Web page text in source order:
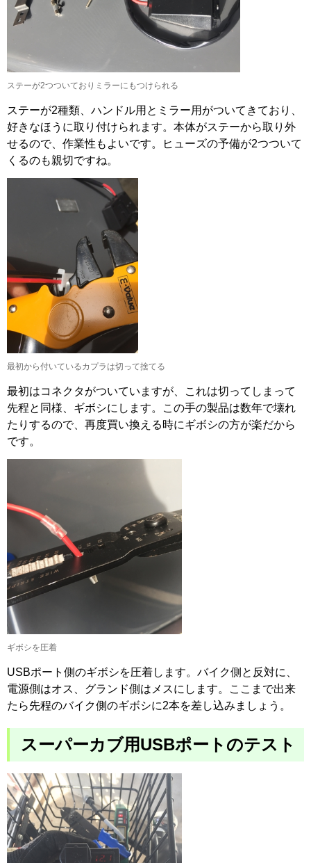
ステーが2つついておりミラーにもつけられる
ステーが2種類、ハンドル用とミラー用がついてきており、
好きなほうに取り付けられます。本体がステーから取り外
せるので、作業性もよいです。ヒューズの予備が2つついて
くるのも親切ですね。
最初から付いているカプラは切って捨てる
最初はコネクタがついていますが、これは切ってしまって
先程と同様、ギボシにします。この手の製品は数年で壊れ
たりするので、再度買い換える時にギボシの方が楽だから
です。
ギボシを圧着
USBポート側のギボシを圧着します。バイク側と反対に、
電源側はオス、グランド側はメスにします。ここまで出来
たら先程のバイク側のギボシに2本を差し込みましょう。
スーパーカブ用USBポートのテスト